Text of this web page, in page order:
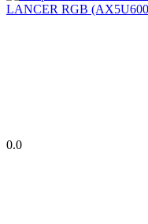
0.0